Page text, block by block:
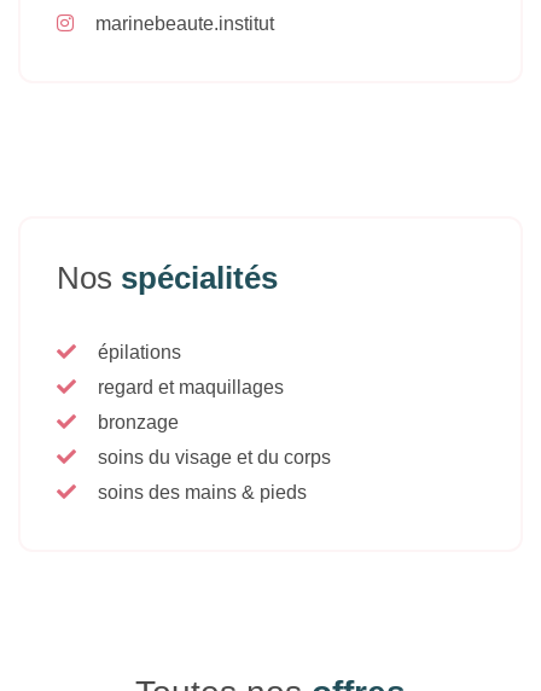
marinebeaute.institut
Nos spécialités
épilations
regard et maquillages
bronzage
soins du visage et du corps
soins des mains & pieds